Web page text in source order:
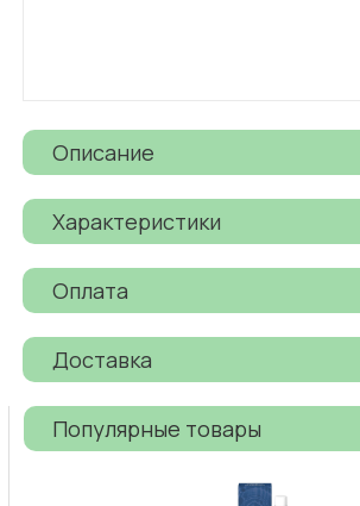
Описание
Характеристики
Оплата
Доставка
Популярные товары